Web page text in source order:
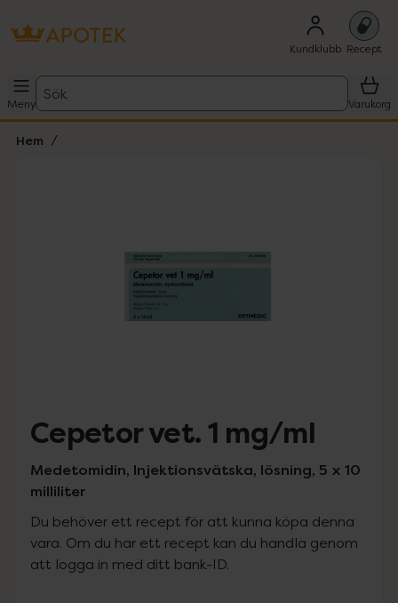
Kundklubb Recept
Meny
Sök
Varukorg
Hem
Cepetor vet. 1 mg/ml
Medetomidin, Injektionsvätska, lösning, 5 x 10
milliliter
Du behöver ett recept för att kunna köpa denna
vara. Om du har ett recept kan du handla genom
att logga in med ditt bank-ID.